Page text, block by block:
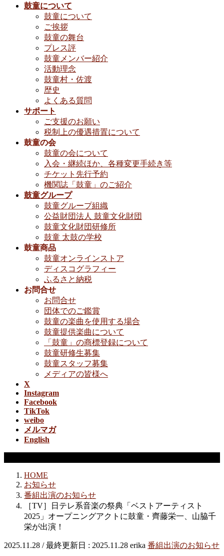
鼓童について
鼓童について
ご挨拶
鼓童の舞台
プレス評
鼓童メンバー紹介
活動理念
鼓童村・佐渡
歴史
よくある質問
サポート
ご支援のお願い
税制上の優遇措置について
鼓童の会
鼓童の会について
入会・継続ほか、各種変更手続き等
チケット先行予約
機関誌「鼓童」のご紹介
鼓童グループ
鼓童グループ組織
公益財団法人 鼓童文化財団
鼓童文化財団研修所
鼓童 太鼓の学校
鼓童商品
鼓童オンラインストア
ディスコグラフィー
ふるさと納税
お問合せ
お問合せ
団体でのご鑑賞
鼓童の楽曲を使用する場合
鼓童提供楽曲について
「鼓童」の商標登録について
鼓童研修生募集
鼓童スタッフ募集
メディアの皆様へ
X
Instagram
Facebook
TikTok
weibo
メルマガ
English
HOME
お知らせ
番組出演のお知らせ
［TV］日テレ系音楽の祭典「ベストアーティスト
2025」オープニングアクトに鼓童・齊藤栄一、山脇千
栄が出演！
2025.11.28 / 最終更新日 : 2025.11.28 erika 番組出演のお知らせ